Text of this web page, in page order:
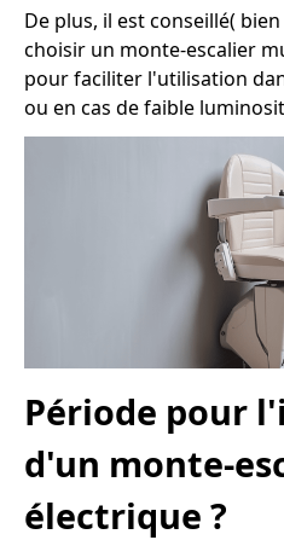
De plus, il est conseillé(
choisir un monte-escalier
pour faciliter l'utilisation
ou en cas de faible
Période pour
d'un monte-
électrique ?